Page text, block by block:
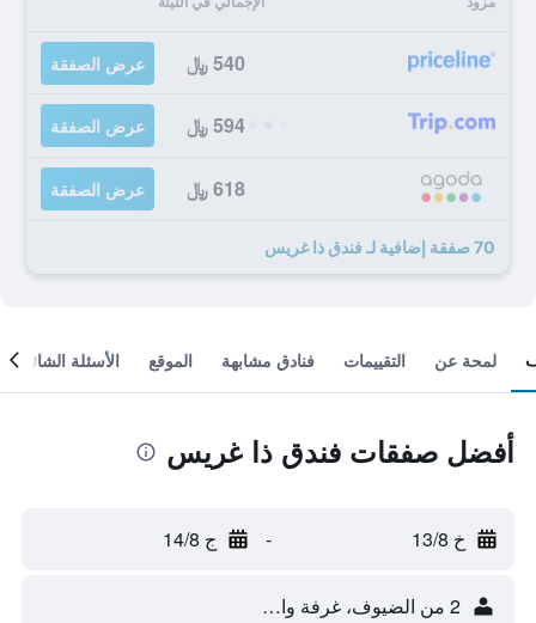
540 ﷼ عرض الصفقة
594 ﷼ عرض الصفقة
618 ﷼ عرض الصفقة
70 صفقة إضافية لـ فندق ذا غريس
لمحة عن التقييمات فنادق مشابهة الموقع الأسئلة الشائعة
أفضل صفقات فندق ذا غريس
خ 13/8 - ج 14/8
2 من الضيوف، غرفة واحدة